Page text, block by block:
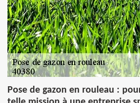
Pose de gazon en rouleau :